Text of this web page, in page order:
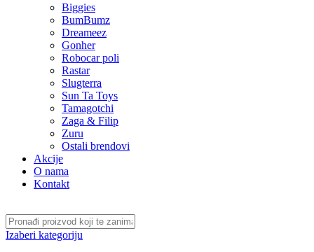
Biggies
BumBumz
Dreameez
Gonher
Robocar poli
Rastar
Slugterra
Sun Ta Toys
Tamagotchi
Zaga & Filip
Zuru
Ostali brendovi
Akcije
O nama
Kontakt
Izaberi kategoriju